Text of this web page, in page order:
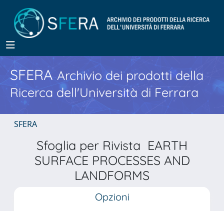
SFERA Archivio dei prodotti della
Ricerca dell'Università di Ferrara
SFERA
Sfoglia per Rivista EARTH
SURFACE PROCESSES AND
LANDFORMS
Opzioni